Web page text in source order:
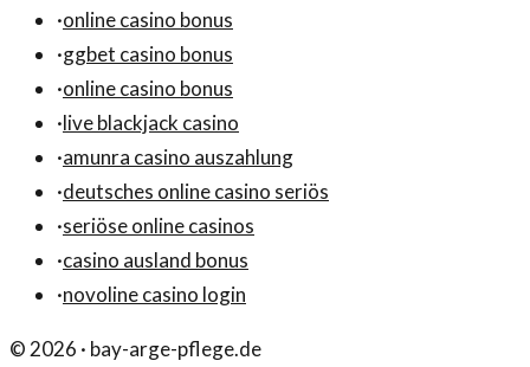
·online casino bonus
·ggbet casino bonus
·online casino bonus
·live blackjack casino
·amunra casino auszahlung
·deutsches online casino seriös
·seriöse online casinos
·casino ausland bonus
·novoline casino login
©2026 · bay-arge-pflege.de